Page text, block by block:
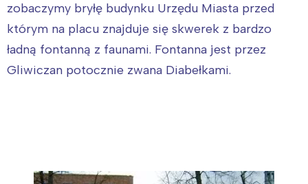
zobaczymy bryłę budynku Urzędu Miasta przed
którym na placu znajduje się skwerek z bardzo
ładną fontanną z faunami. Fontanna jest przez
Gliwiczan potocznie zwana Diabełkami.